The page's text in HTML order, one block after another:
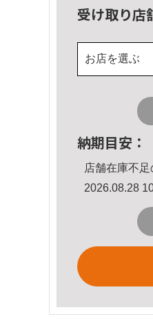
受け取り店
お店を選ぶ
納期目安：
店舗在庫不足
2026.08.28